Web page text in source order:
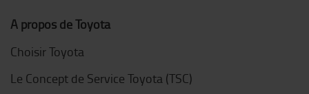
A propos de Toyota
Choisir Toyota
Le Concept de Service Toyota (TSC)